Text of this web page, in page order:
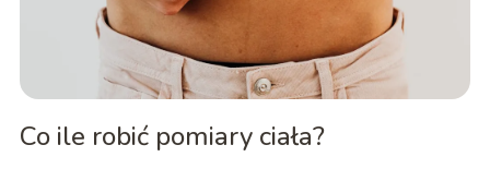
Co ile robić pomiary ciała?